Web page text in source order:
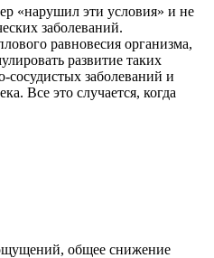
«нарушил эти условия» и не
заболеваний.
равновесия организма,
развитие таких
сосудистых заболеваний и
Все это случается, когда
общее снижение